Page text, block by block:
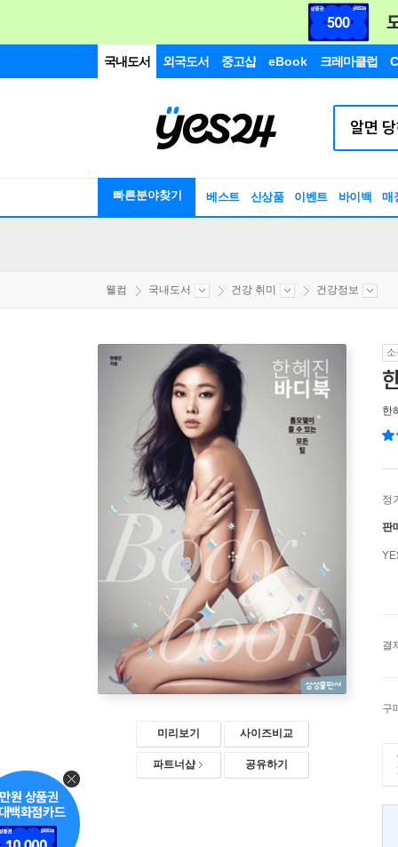
국내도서 외국도서 중고샵 eBook 크레마클럽
빠른분야찾기 베스트 신상품 이벤트 바이백 매
웰컴 국내도서 건강 취미 건강정보
미리보기 사이즈비교
파트너샵 공유하기
한
정
판
결
구